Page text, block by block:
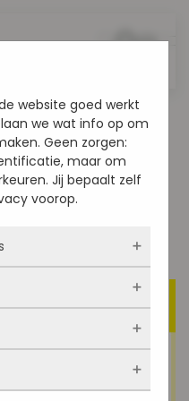
34-
website goed werkt
we wat info op om
Geen zorgen:
maar om
Jij bepaalt zelf
voorop.
dat de website
altijd actief en
Meestal worden
doet, zoals
of je
Je kunt je browser
vaak onze site
vandaan
zijn. Zo
verbeteren.
voorkeuren.
gegevens.